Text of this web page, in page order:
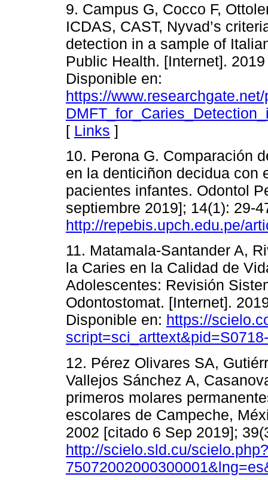
9. Campus G, Cocco F,
ICDAS, CAST, Nyvad’s
detection in a sample of
Public Health. [Internet].
Disponible en:
https://
[ Links ]
10. Perona G. Comparación
en la denticiñon decidua con
pacientes infantes. Odontol
septiembre 2019]; 14(1): 29-
http://repebis.upch.edu.pe/
11. Matamala-Santander A,
la Caries en la Calidad de
Adolescentes: Revisión
Odontostomat. [Internet].
Disponible en: https://
12. Pérez Olivares SA,
Vallejos Sánchez A,
primeros molares
escolares de Campeche,
2002 [citado 6 Sep 2019];
http://scielo.sld.cu/